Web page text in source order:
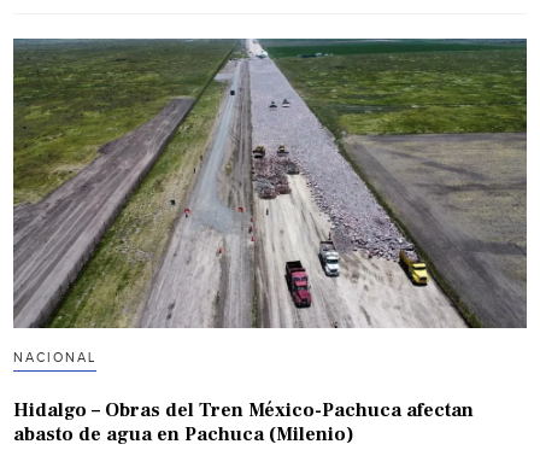
NACIONAL
Hidalgo – Obras del Tren México-Pachuca afectan
abasto de agua en Pachuca (Milenio)